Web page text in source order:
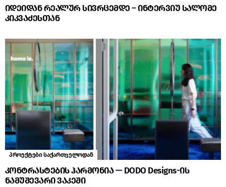
იდეიდან რეალურ სივრცემდე – ინტერვიუ სალომე
კიკვაძესთან
პროექტები საქართველოდან
კონტრასტების ჰარმონია — DODO Designs-ის
ნამუშევარი ვაკეში